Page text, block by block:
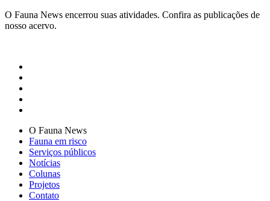
O Fauna News encerrou suas atividades. Confira as publicações de
nosso acervo.
O Fauna News
Fauna em risco
Serviços públicos
Notícias
Colunas
Projetos
Contato